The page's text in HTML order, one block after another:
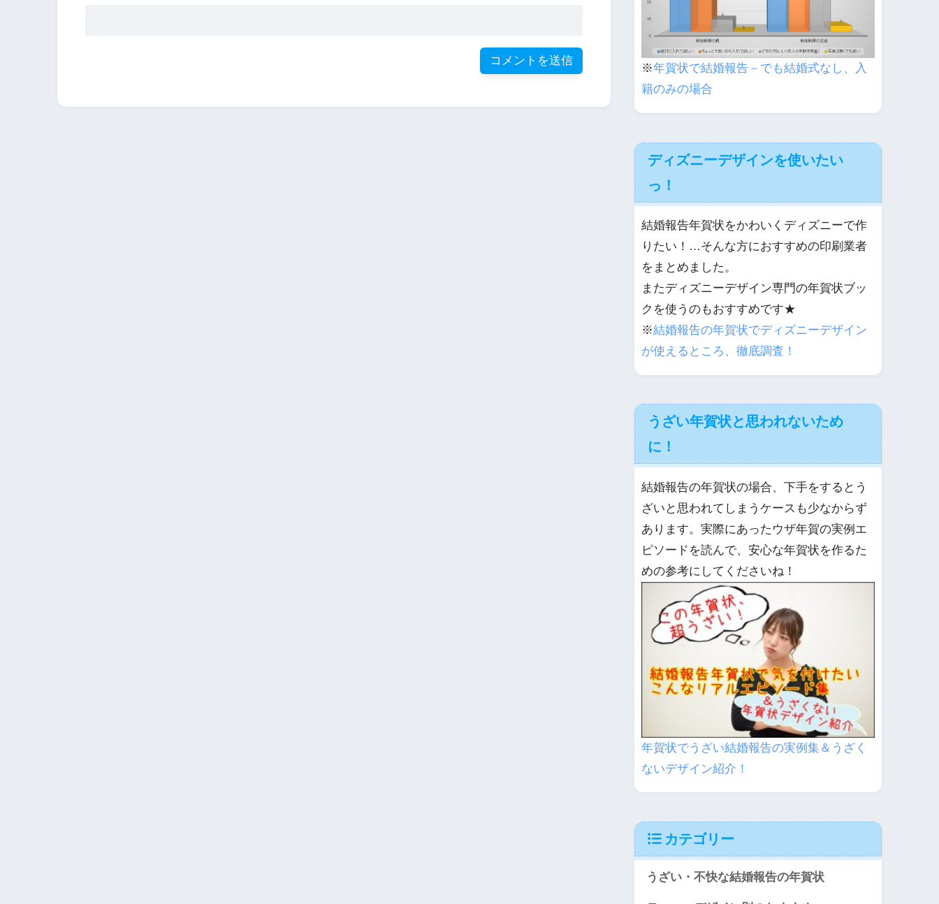
※年賀状で結婚報告－でも結婚式なし、入
籍のみの場合
ディズニーデザインを使いたい
っ！
結婚報告年賀状をかわいくディズニーで作
りたい！…そんな方におすすめの印刷業者
をまとめました。
またディズニーデザイン専門の年賀状ブッ
クを使うのもおすすめです★
※結婚報告の年賀状でディズニーデザイン
が使えるところ、徹底調査！
うざい年賀状と思われないため
に！
結婚報告の年賀状の場合、下手をするとう
ざいと思われてしまうケースも少なからず
あります。実際にあったウザ年賀の実例エ
ピソードを読んで、安心な年賀状を作るた
めの参考にしてくださいね！
年賀状でうざい結婚報告の実例集＆うざく
ないデザイン紹介！
カテゴリー
うざい・不快な結婚報告の年賀状